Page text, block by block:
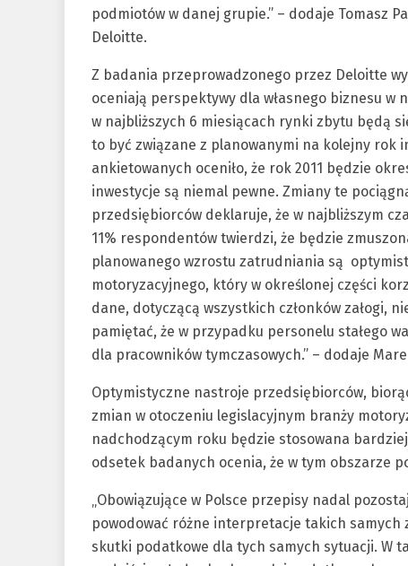
podmiotów w danej grupie.” – dodaje Tomasz
Deloitte.
Z badania przeprowadzonego przez Deloitte
oceniają perspektywy dla własnego biznesu w
w najbliższych 6 miesiącach rynki zbytu będą
to być związane z planowanymi na kolejny rok
ankietowanych oceniło, że rok 2011 będzie
inwestycje są niemal pewne. Zmiany te
przedsiębiorców deklaruje, że w najbliższym
11% respondentów twierdzi, że będzie
planowanego wzrostu zatrudniania są
motoryzacyjnego, który w określonej części
dane, dotyczącą wszystkich członków załogi,
pamiętać, że w przypadku personelu stałego
dla pracowników tymczasowych.” – dodaje
Optymistyczne nastroje przedsiębiorców,
zmian w otoczeniu legislacyjnym branży
nadchodzącym roku będzie stosowana
odsetek badanych ocenia, że w tym obszarze
„Obowiązujące w Polsce przepisy nadal
powodować różne interpretacje takich samych
skutki podatkowe dla tych samych sytuacji. W